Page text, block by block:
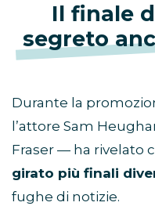
Il finale
segreto
Durante la
l’attore Sam
Fraser — ha rivelato
girato più finali
fughe di notizie.